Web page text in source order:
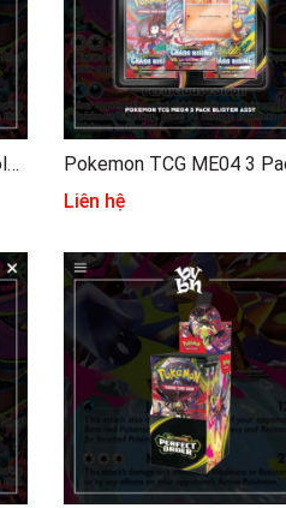
TCG Pokemon – Mega Evolution – Chaos Rising - ME04 ENG – Elite Trainer Box
Liên hệ